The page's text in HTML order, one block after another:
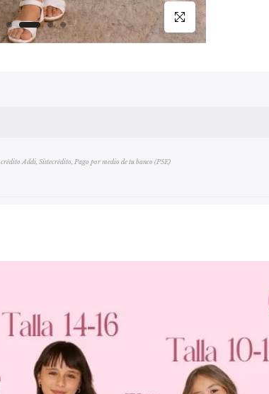
Click para agrandar
crédito Addi, Sistecrédito, Pago por medio de tu banco (PSE)